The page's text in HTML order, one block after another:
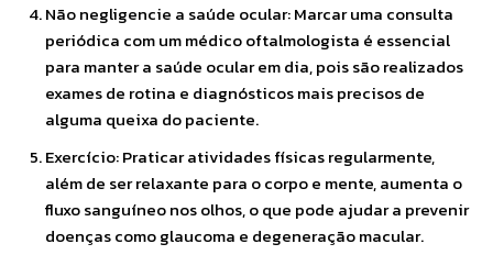
Não negligencie a saúde ocular: Marcar uma consulta
periódica com um médico oftalmologista é essencial
para manter a saúde ocular em dia, pois são realizados
exames de rotina e diagnósticos mais precisos de
alguma queixa do paciente.
Exercício: Praticar atividades físicas regularmente,
além de ser relaxante para o corpo e mente, aumenta o
fluxo sanguíneo nos olhos, o que pode ajudar a prevenir
doenças como glaucoma e degeneração macular.